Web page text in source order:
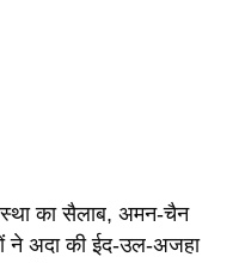
का सैलाब, अमन-चैन
ने अदा की ईद-उल-अजहा